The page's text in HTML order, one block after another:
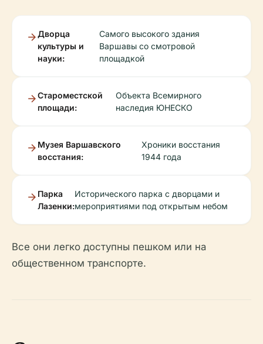
Дворца
культуры и
науки:
Самого высокого здания
Варшавы со смотровой
площадкой
Староместской
площади:
Объекта Всемирного
наследия ЮНЕСКО
Музея Варшавского
восстания:
Хроники восстания
1944 года
Парка
Лазенки:
Исторического парка с дворцами и
мероприятиями под открытым небом
Все они легко доступны пешком или на
общественном транспорте.